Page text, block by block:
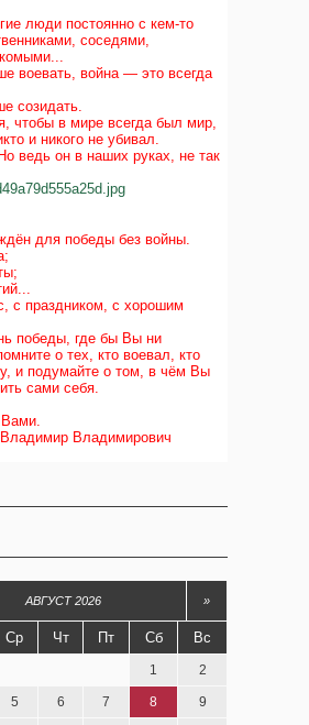
люди постоянно с кем-то
соседями,
воевать, война — это всегда
созидать.
чтобы в мире всегда был мир,
и никого не убивал.
ведь он в наших руках, не так
для победы без войны.
с праздником, с хорошим
победы, где бы Вы ни
о тех, кто воевал, кто
и подумайте о том, в чём Вы
сами себя.
Владимирович
АВГУСТ 2026 »
Ср Чт Пт Сб Вс
1 2
5 6 7 8 9